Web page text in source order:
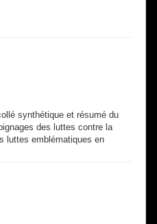
synthétique et résumé du
des luttes contre la
luttes emblématiques en